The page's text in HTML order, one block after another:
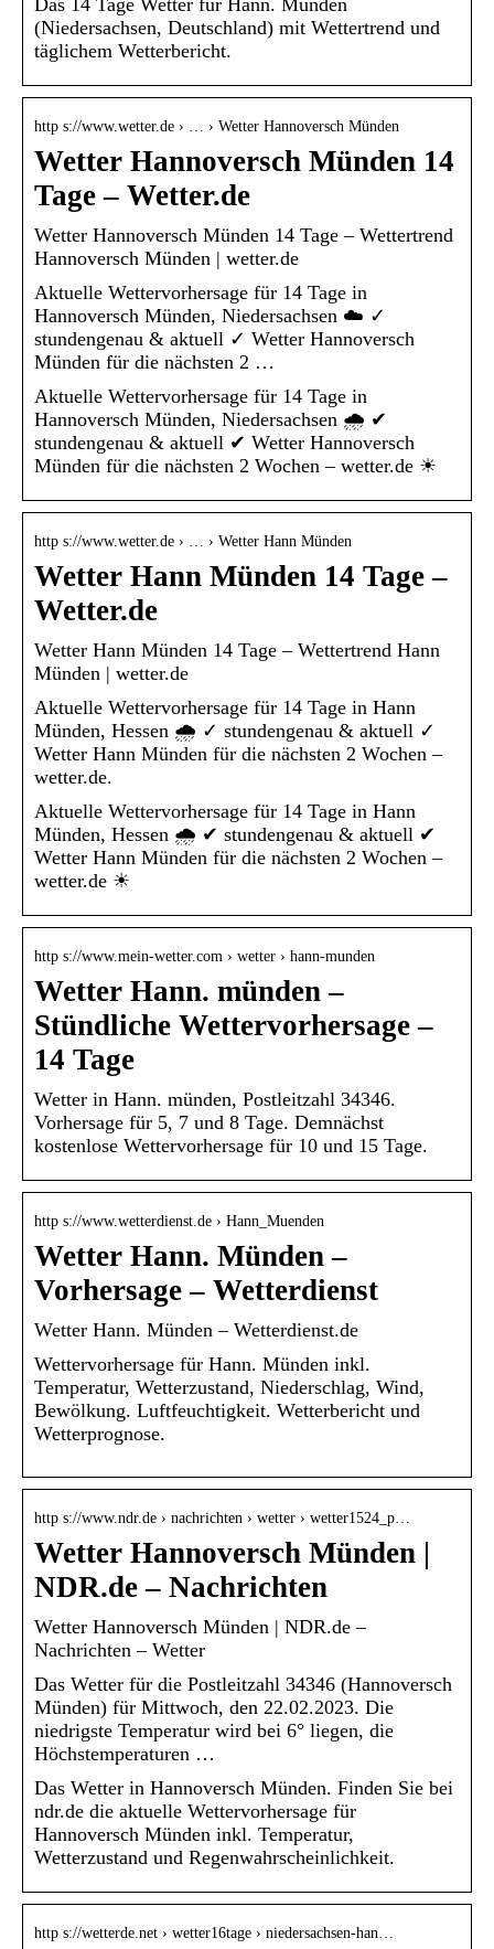
Das 14 Tage Wetter für Hann. Münden
(Niedersachsen, Deutschland) mit Wettertrend und
täglichem Wetterbericht.
http s://www.wetter.de › … › Wetter Hannoversch Münden
Wetter Hannoversch Münden 14
Tage – Wetter.de
Wetter Hannoversch Münden 14 Tage – Wettertrend
Hannoversch Münden | wetter.de
Aktuelle Wettervorhersage für 14 Tage in
Hannoversch Münden, Niedersachsen ☁️ ✓
stundengenau & aktuell ✓ Wetter Hannoversch
Münden für die nächsten 2 …
Aktuelle Wettervorhersage für 14 Tage in
Hannoversch Münden, Niedersachsen 🌧️ ✔
stundengenau & aktuell ✔ Wetter Hannoversch
Münden für die nächsten 2 Wochen – wetter.de ☀
http s://www.wetter.de › … › Wetter Hann Münden
Wetter Hann Münden 14 Tage –
Wetter.de
Wetter Hann Münden 14 Tage – Wettertrend Hann
Münden | wetter.de
Aktuelle Wettervorhersage für 14 Tage in Hann
Münden, Hessen 🌧️ ✓ stundengenau & aktuell ✓
Wetter Hann Münden für die nächsten 2 Wochen –
wetter.de.
Aktuelle Wettervorhersage für 14 Tage in Hann
Münden, Hessen 🌧️ ✔ stundengenau & aktuell ✔
Wetter Hann Münden für die nächsten 2 Wochen –
wetter.de ☀
http s://www.mein-wetter.com › wetter › hann-munden
Wetter Hann. münden –
Stündliche Wettervorhersage –
14 Tage
Wetter in Hann. münden, Postleitzahl 34346.
Vorhersage für 5, 7 und 8 Tage. Demnächst
kostenlose Wettervorhersage für 10 und 15 Tage.
http s://www.wetterdienst.de › Hann_Muenden
Wetter Hann. Münden –
Vorhersage – Wetterdienst
Wetter Hann. Münden – Wetterdienst.de
Wettervorhersage für Hann. Münden inkl.
Temperatur, Wetterzustand, Niederschlag, Wind,
Bewölkung. Luftfeuchtigkeit. Wetterbericht und
Wetterprognose.
http s://www.ndr.de › nachrichten › wetter › wetter1524_p…
Wetter Hannoversch Münden |
NDR.de – Nachrichten
Wetter Hannoversch Münden | NDR.de –
Nachrichten – Wetter
Das Wetter für die Postleitzahl 34346 (Hannoversch
Münden) für Mittwoch, den 22.02.2023. Die
niedrigste Temperatur wird bei 6° liegen, die
Höchstemperaturen …
Das Wetter in Hannoversch Münden. Finden Sie bei
ndr.de die aktuelle Wettervorhersage für
Hannoversch Münden inkl. Temperatur,
Wetterzustand und Regenwahrscheinlichkeit.
http s://wetterde.net › wetter16tage › niedersachsen-han…